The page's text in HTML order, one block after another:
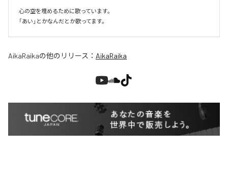
心の空を埋めるために歌っています。
「あい」とかなんだとか歌ってます。
AikaRaikaの他のリリース： AikaRaika